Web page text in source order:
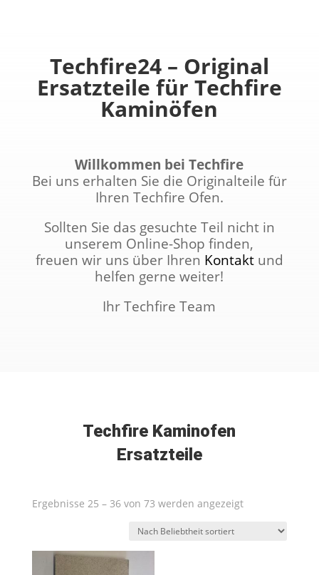
Techfire24 – Original
Ersatzteile für Techfire
Kaminöfen
Willkommen bei Techfire
Bei uns erhalten Sie die Originalteile für
Ihren Techfire Ofen.
Sollten Sie das gesuchte Teil nicht in
unserem Online-Shop finden,
freuen wir uns über Ihren Kontaktund
helfen gerne weiter!
Ihr Techfire Team
Techfire Kaminofen
Ersatzteile
Ergebnisse 25 – 36 von 73 werden angezeigtNach